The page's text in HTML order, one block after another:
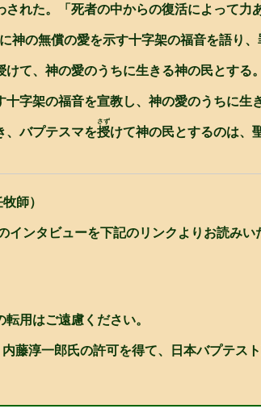
れた。「死者の中からの復活によって力
神の無償の愛を示す十字架の福音を語り、
て、神の愛のうちに生きる神の民とする
字架の福音を宣教し、神の愛のうちに生
、バプテスマを授
さず
けて神の民とするのは、
師）
ンタビューを下記のリンクよりお読みい
用はご遠慮ください。
藤淳一郎氏の許可を得て、日本バプテス